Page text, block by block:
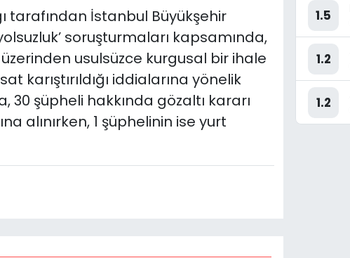
tarafından İstanbul Büyükşehir
soruşturmaları kapsamında,
usulsüzce kurgusal bir ihale
karıştırıldığı iddialarına yönelik
şüpheli hakkında gözaltı kararı
alınırken, 1 şüphelinin ise yurt
1.5
1.2
1.2